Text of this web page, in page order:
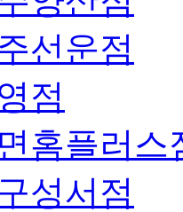
선운점
점
홈플러스
성서점